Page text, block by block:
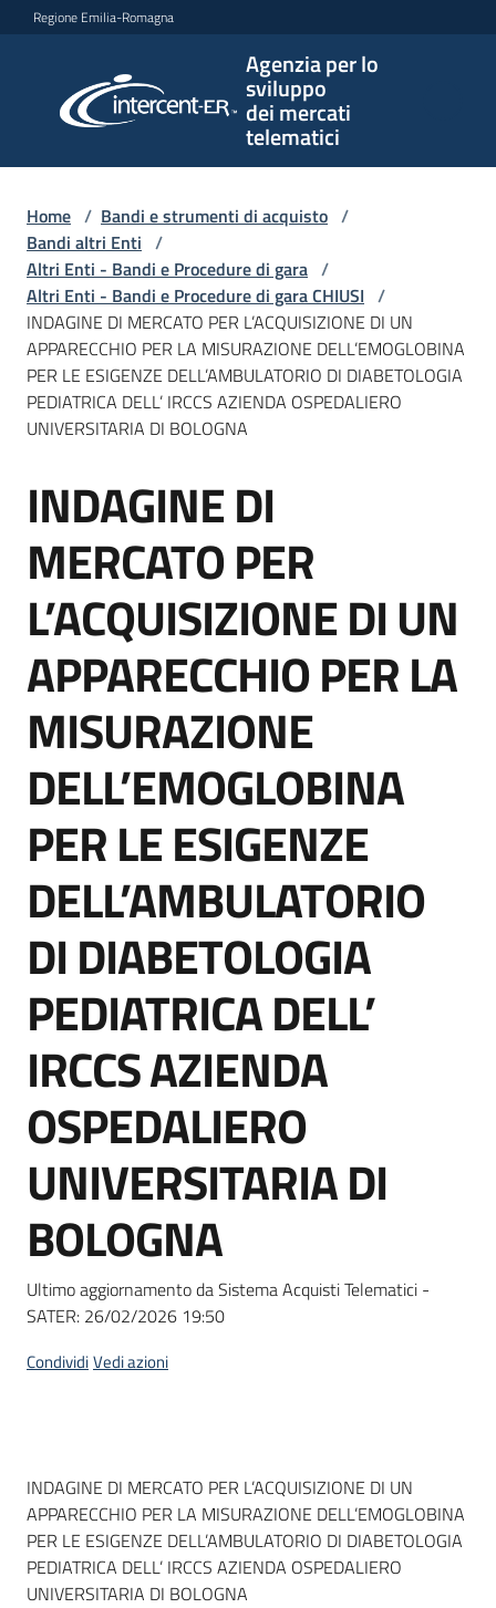
Vai al contenuto
Vai alla navigazione
Vai al footer
Regione Emilia-Romagna
Agenzia per lo
sviluppo
dei mercati
telematici
per lo
sviluppo
telematici
L'Agenzia
Bandi
e
di
acquisto
Supporto
Piattaforme
telematiche
English
site
Seguici
su
Home / Bandi e strumenti di acquisto /
Bandi altri Enti /
Altri Enti - Bandi e Procedure di gara /
Altri Enti - Bandi e Procedure di gara CHIUSI /
INDAGINE DI MERCATO PER L’ACQUISIZIONE DI UN
APPARECCHIO PER LA MISURAZIONE DELL’EMOGLOBINA
PER LE ESIGENZE DELL’AMBULATORIO DI DIABETOLOGIA
PEDIATRICA DELL’ IRCCS AZIENDA OSPEDALIERO
UNIVERSITARIA DI BOLOGNA
Salta al contenuto
INDAGINE DI
MERCATO PER
L’ACQUISIZIONE DI UN
APPARECCHIO PER LA
MISURAZIONE
DELL’EMOGLOBINA
PER LE ESIGENZE
DELL’AMBULATORIO
DI DIABETOLOGIA
PEDIATRICA DELL’
IRCCS AZIENDA
OSPEDALIERO
UNIVERSITARIA DI
BOLOGNA
Ultimo aggiornamento da Sistema Acquisti Telematici -
SATER: 26/02/2026 19:50
CondividiVedi azioni
Dati del bando
INDAGINE DI MERCATO PER L’ACQUISIZIONE DI UN
APPARECCHIO PER LA MISURAZIONE DELL’EMOGLOBINA
PER LE ESIGENZE DELL’AMBULATORIO DI DIABETOLOGIA
PEDIATRICA DELL’ IRCCS AZIENDA OSPEDALIERO
UNIVERSITARIA DI BOLOGNA